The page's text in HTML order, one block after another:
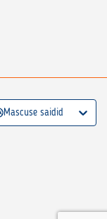
Mascuse saidid